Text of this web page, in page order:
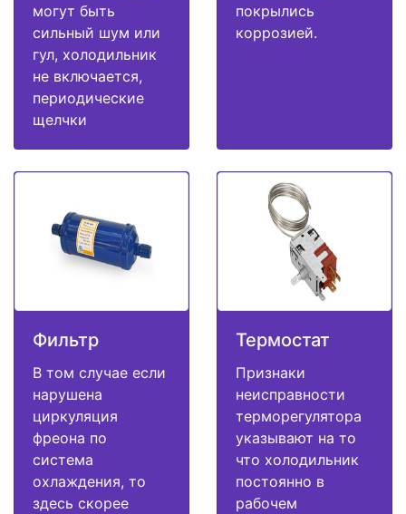
могут быть
сильный шум или
гул, холодильник
не включается,
периодические
щелчки
покрылись
коррозией.
Фильтр
В том случае если
нарушена
циркуляция
фреона по
система
охлаждения, то
здесь скорее
Термостат
Признаки
неисправности
терморегулятора
указывают на то
что холодильник
постоянно в
рабочем